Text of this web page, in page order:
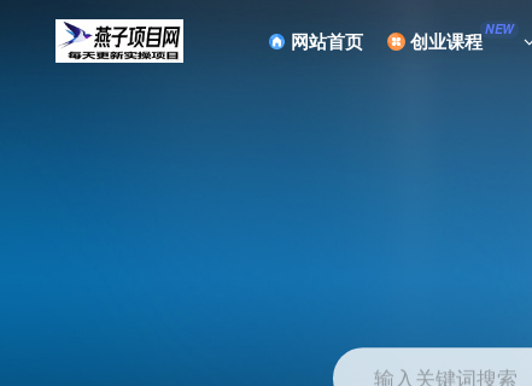
网站首页 创业课程NEW
输入关键词搜索